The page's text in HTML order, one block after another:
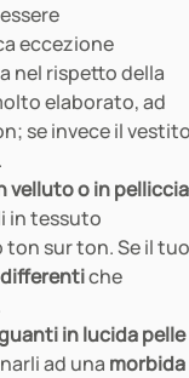
eccezione
nel rispetto della
elaborato, ad
se invece il vestito
velluto o in pelliccia
in tessuto
sur ton. Se il tuo
che
in lucida pelle
ad una morbida